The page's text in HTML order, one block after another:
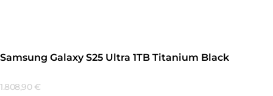
Samsung Galaxy S25 Ultra 1TB Titanium Black
1.808,90 €